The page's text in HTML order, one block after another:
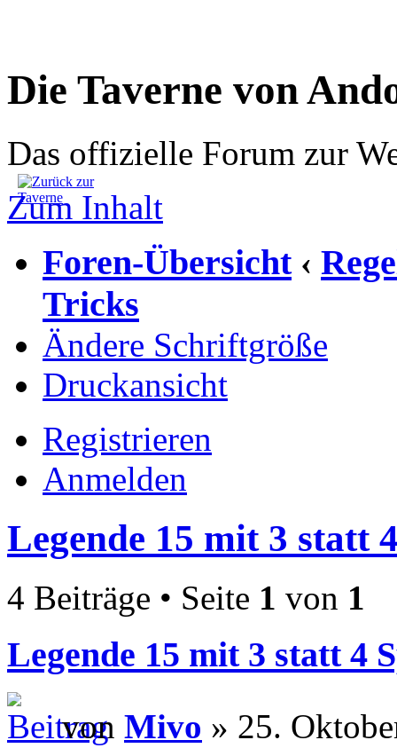
Die Taverne von
Das offizielle Forum zur
Zum Inhalt
Foren-Übersicht ‹
Tricks
Ändere Schriftgröße
Druckansicht
Registrieren
Anmelden
Legende 15 mit 3 statt
4 Beiträge • Seite 1 von 1
Legende 15 mit 3 statt 4
von Mivo » 25.